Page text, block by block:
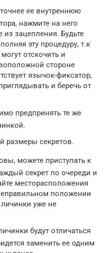
ее внутреннюю
нажмите на него
из зацепления. Будьте
эту процедуру, т.к
отскочить и
стороне
язычок-фиксатор,
и беречь от
предпринять те же
размеры секретов.
можете приступать к
секрет по очереди и
месторасположения
положении
уже не
будут отличаться
заменить ее одним